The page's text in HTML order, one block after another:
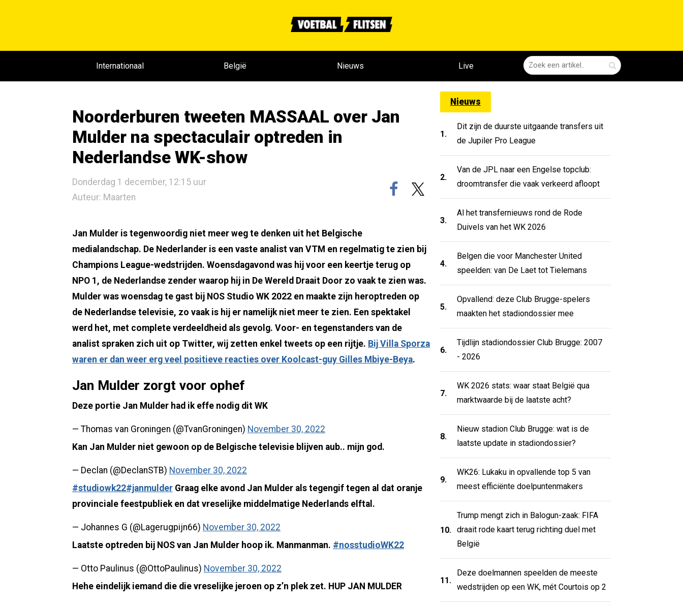
Internationaal België Nieuws Live
Noorderburen tweeten MASSAAL over Jan
Mulder na spectaculair optreden in
Nederlandse WK-show
Donderdag 1 december, 12:15 uur
Auteur: Maarten
Jan Mulder is tegenwoordig niet meer weg te denken uit het Belgische
medialandschap. De Nederlander is een vaste analist van VTM en regelmatig te zien bij
Champions League-wedstrijden. Woensdagavond was hij voor een keertje terug op
NPO 1, de Nederlandse zender waarop hij in De Wereld Draait Door zo vaak te zien was.
Mulder was woensdag te gast bij NOS Studio WK 2022 en maakte zijn heroptreden op
de Nederlandse televisie, zo vaak is hij er namelijk niet meer te zien. Een spektakel
werd het, met complete verdeeldheid als gevolg. Voor- en tegenstanders van de
analist spraken zich uit op Twitter, wij zetten enkel tweets op een rijtje. Bij Villa Sporza
waren er dan weer erg veel positieve reacties over Koolcast-guy Gilles Mbiye-Beya.
Jan Mulder zorgt voor ophef
Deze portie Jan Mulder had ik effe nodig dit WK
— Thomas van Groningen (@TvanGroningen) November 30, 2022
Kan Jan Mulder niet gewoon op de Belgische televisie blijven aub.. mijn god.
— Declan (@DeclanSTB) November 30, 2022
#studiowk22#janmulder Graag elke avond Jan Mulder als tegengif tegen al dat oranje
provinciale feestpubliek en dat vreselijke middelmatige Nederlands elftal.
— Johannes G (@Lagerugpijn66) November 30, 2022
Laatste optreden bij NOS van Jan Mulder hoop ik. Manmanman. #nosstudioWK22
— Otto Paulinus (@OttoPaulinus) November 30, 2022
Hehe eindelijk iemand die die vreselijke jeroen op z’n plek zet. HUP JAN MULDER
Nieuws
1.
Dit zijn de duurste uitgaande transfers uit
de Jupiler Pro League
2.
Van de JPL naar een Engelse topclub:
droomtransfer die vaak verkeerd afloopt
3.
Al het transfernieuws rond de Rode
Duivels van het WK 2026
4.
Belgen die voor Manchester United
speelden: van De Laet tot Tielemans
5.
Opvallend: deze Club Brugge-spelers
maakten het stadiondossier mee
6.
Tijdlijn stadiondossier Club Brugge: 2007
- 2026
7.
WK 2026 stats: waar staat België qua
marktwaarde bij de laatste acht?
8.
Nieuw stadion Club Brugge: wat is de
laatste update in stadiondossier?
9.
WK26: Lukaku in opvallende top 5 van
meest efficiënte doelpuntenmakers
10.
Trump mengt zich in Balogun-zaak: FIFA
draait rode kaart terug richting duel met
België
11.
Deze doelmannen speelden de meeste
wedstrijden op een WK, mét Courtois op 2